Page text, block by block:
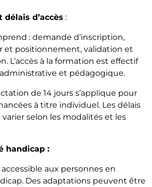
d’accès :
: demande d’inscription,
et positionnement, validation et
L’accès à la formation est effectif
et pédagogique.
de 14 jours s’applique pour
à titre individuel. Les délais
varier selon les modalités et les
handicap :
aux personnes en
Des adaptations peuvent être